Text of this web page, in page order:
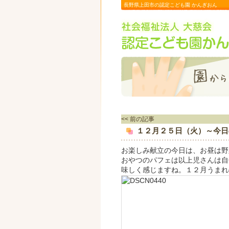
長野県上田市の認定こども園 かんぎおん
<< 前の記事
１２月２５日（火）～今
お楽しみ献立の今日は、お昼は
おやつのパフェは以上児さんは
味しく感じますね。１２月うま